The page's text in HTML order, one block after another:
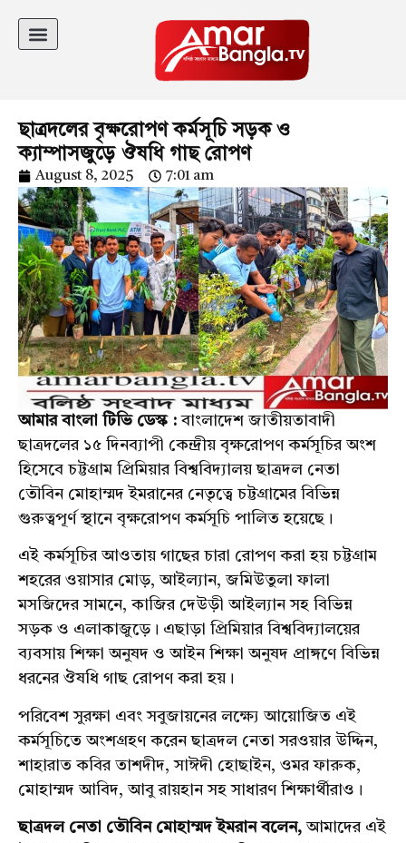
ছাত্রদলের বৃক্ষরোপণ কর্মসূচি সড়ক ও
ক্যাম্পাসজুড়ে ঔষধি গাছ রোপণ
August 8, 2025 7:01 am
আমার বাংলা টিভি ডেস্ক :বাংলাদেশ জাতীয়তাবাদী
ছাত্রদলের ১৫ দিনব্যাপী কেন্দ্রীয় বৃক্ষরোপণ কর্মসূচির অংশ
হিসেবে চট্টগ্রাম প্রিমিয়ার বিশ্ববিদ্যালয় ছাত্রদল নেতা
তৌবিন মোহাম্মদ ইমরানের নেতৃত্বে চট্টগ্রামের বিভিন্ন
গুরুত্বপূর্ণ স্থানে বৃক্ষরোপণ কর্মসূচি পালিত হয়েছে।
এই কর্মসূচির আওতায় গাছের চারা রোপণ করা হয় চট্টগ্রাম
শহরের ওয়াসার মোড়, আইল্যান, জমিউতুলা ফালা
মসজিদের সামনে, কাজির দেউড়ী আইল্যান সহ বিভিন্ন
সড়ক ও এলাকাজুড়ে। এছাড়া প্রিমিয়ার বিশ্ববিদ্যালয়ের
ব্যবসায় শিক্ষা অনুষদ ও আইন শিক্ষা অনুষদ প্রাঙ্গণে বিভিন্ন
ধরনের ঔষধি গাছ রোপণ করা হয়।
পরিবেশ সুরক্ষা এবং সবুজায়নের লক্ষ্যে আয়োজিত এই
কর্মসূচিতে অংশগ্রহণ করেন ছাত্রদল নেতা সরওয়ার উদ্দিন,
শাহারাত কবির তাশদীদ, সাঈদী হোছাইন, ওমর ফারুক,
মোহাম্মদ আবিদ, আবু রায়হান সহ সাধারণ শিক্ষার্থীরাও।
ছাত্রদল নেতা তৌবিন মোহাম্মদ ইমরান বলেন, আমাদের এই